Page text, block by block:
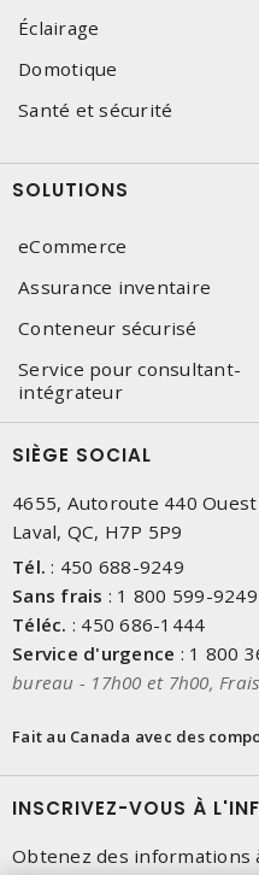
Éclairage
Domotique
Santé et sécurité
SOLUTIONS
eCommerce
Assurance inventaire
Conteneur sécurisé
Service pour consultant-
intégrateur
SIÈGE SOCIAL
4655, Autoroute 440 Ouest
Laval, QC, H7P 5P9
Tél. : 450 688-9249
Sans frais : 1 800 599-9249
Téléc. : 450 686-1444
Service d'urgence : 1 800
bureau - 17h00 et 7h00,
Fait au Canada avec des
INSCRIVEZ-VOUS À
Obtenez des informations